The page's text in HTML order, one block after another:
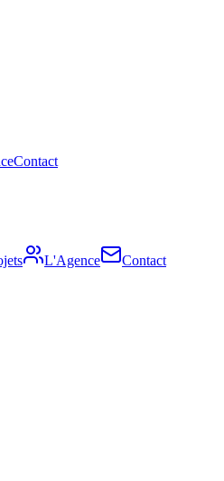
Contact
L'Agence Contact